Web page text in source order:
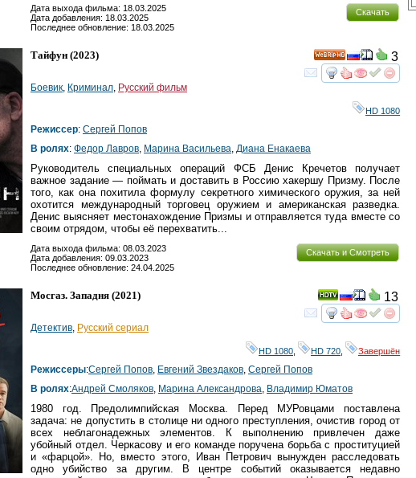
Скачать
Дата выхода фильма: 18.03.2025
Дата добавления: 18.03.2025
Последнее обновление: 18.03.2025
смотреть
HD
3
Тайфун (2023)
Боевик, Криминал, Русский фильм
HD 1080
Режиссер: Сергей Попов
В ролях: Федор Лавров, Марина Васильева, Диана Енакаева
Руководитель специальных операций ФСБ Денис Кречетов получает
важное задание — поймать и доставить в Россию хакершу Призму. После
того, как она похитила формулу секретного химического оружия, за ней
охотится международный торговец оружием и американская разведка.
Денис выясняет местонахождение Призмы и отправляется туда вместе со
своим отрядом, чтобы её перехватить...
Скачать и Смотреть
Дата выхода фильма: 08.03.2023
Дата добавления: 09.03.2023
Последнее обновление: 24.04.2025
смотреть
13
Мосгаз. Западня (2021)
Детектив Русский сериал
HD 1080 HD 720 Завершён
Режиссеры:Сергей Попов Евгений Звездаков Сергей Попов
В ролях:Андрей Смоляков Марина Александрова Владимир Юматов
1980 год. Предолимпийская Москва. Перед МУРовцами поставлена
задача: не допустить в столице ни одного преступления, очистив город от
всех неблагонадежных элементов. К выполнению привлечен даже
убойный отдел. Черкасову и его команде поручена борьба с проституцией
и «фарцой». Но, вместо этого, Иван Петрович вынужден расследовать
одно убийство за другим. В центре событий оказывается недавно